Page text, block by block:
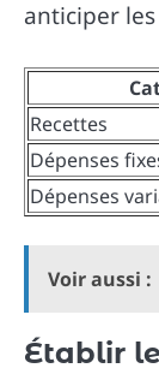
anticiper
Recettes
Dépenses
Dépenses
Voir aussi :
Établir